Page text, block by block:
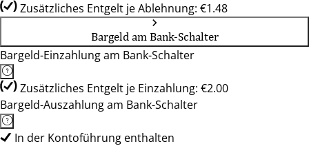
Zusätzliches Entgelt je Ablehnung: €1.48
Bargeld am Bank-Schalter
Bargeld-Einzahlung am Bank-Schalter
Zusätzliches Entgelt je Einzahlung: €2.00
Bargeld-Auszahlung am Bank-Schalter
In der Kontoführung enthalten